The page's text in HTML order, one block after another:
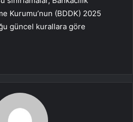
Kurumu’nun (BDDK) 2025
güncel kurallara göre